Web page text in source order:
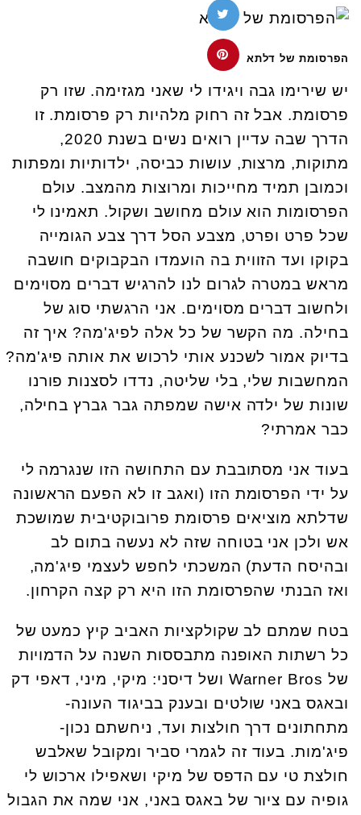
הפרסומת של דלתא
יש שירימו גבה ויגידו לי שאני מגזימה. שזו רק
פרסומת. אבל זה רחוק מלהיות רק פרסומת. זו
הדרך שבה עדיין רואים נשים בשנת 2020,
מתוקות, מרצות, עושות כביסה, ילדותיות ומפתות
וכמובן תמיד מחייכות ומרוצות מהמצב. עולם
הפרסומות הוא עולם מחושב ושקול. תאמינו לי
שכל פרט ופרט, מצבע הסל דרך צבע הגומייה
בקוקו ועד הזווית בה הועמדו הבקבוקים חושבה
מראש במטרה לגרום לנו להרגיש דברים מסוימים
ולחשוב דברים מסוימים. אני הרגשתי סוג של
בחילה. מה הקשר של כל אלה לפיג'מה? איך זה
בדיוק אמור לשכנע אותי לרכוש את אותה פיג'מה?
המחשבות שלי, בלי שליטה, נדדו לסצנות פורנו
שונות של ילדה אישה שמפתה גבר גברץ בחילה,
כבר אמרתי?
בעוד אני מסתובבת עם התחושה הזו שנגרמה לי
על ידי הפרסומת הזו (ואגב זו לא הפעם הראשונה
שדלתא מוציאים פרסומת פרובוקטיבית שמושכת
אש ולכן אני בטוחה שזה לא נעשה בתום לב
ובהיסח הדעת) המשכתי לחפש לעצמי פיג'מה,
ואז הבנתי שהפרסומת הזו היא רק קצה הקרחון.
בטח שמתם לב שקולקציות האביב קיץ כמעט של
כל רשתות האופנה מתבססות השנה על הדמויות
של Warner Bros ושל דיסני: מיקי, מיני, דאפי דק
ובאגס באני שולטים ובענק בביגוד העונה-
מתחתונים דרך חולצות ועד, ניחשתם נכון-
פיג'מות. בעוד זה לגמרי סביר ומקובל שאלבש
חולצת טי עם הדפס של מיקי ושאפילו ארכוש לי
גופיה עם ציור של באגס באני, אני שמה את הגבול